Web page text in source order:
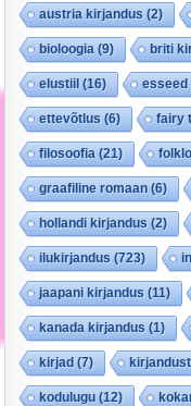
austria kirjandus (2)
bioloogia (9) briti
elustiil (16) esseed
ettevõtlus (6) fairy
filosoofia (21)
graafiline romaan (6)
hollandi kirjandus (2)
ilukirjandus (723)
jaapani kirjandus (11)
kanada kirjandus (1)
kirjad (7)
kodulugu (12)